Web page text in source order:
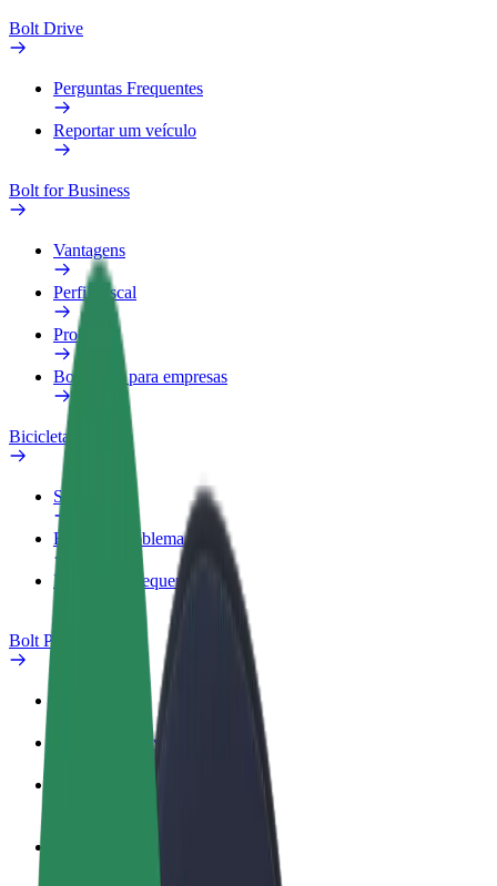
Bolt Drive
Perguntas Frequentes
Reportar um veículo
Bolt for Business
Vantagens
Perfil Fiscal
Produtos
Bolt Food para empresas
Bicicletas
Safety Lab
Reportar problema
Perguntas Frequentes
Bolt Plus
Como subscrever